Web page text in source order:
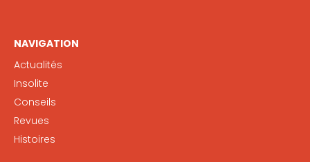
NAVIGATION
Actualités
Insolite
Conseils
Revues
Histoires